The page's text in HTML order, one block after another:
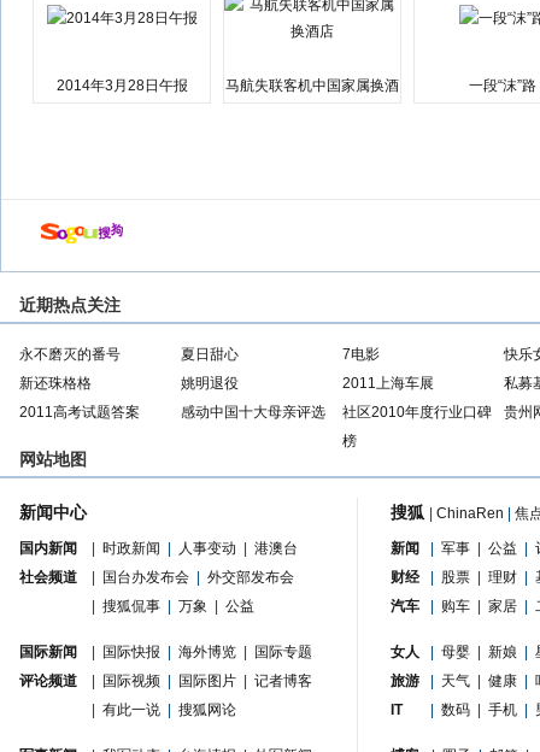
2014年3月28日午报
马航失联客机中国家属换酒
一段“沫”路
近期热点关注
永不磨灭的番号 夏日甜心 7电影
快乐
新还珠格格
姚明退役 2011上海车展
私募
2011高考试题答案
感动中国十大母亲评选
社区2010年度行业口碑
榜
贵州
网站地图
新闻中心
国内新闻 时政新闻 人事变动
港澳台
国台办发布会 外交部发布会
社会频道
搜狐侃事 万象 公益
国际新闻 国际快报 海外博览
国际专题
国际视频 国际图片 记者博客
评论频道
有此一说 搜狐网论
搜狐 ChinaRen 焦
新闻 军事 公益
财经
股票 理财
汽车
购车 家居
女人 母婴 新娘
旅游
天气 健康
IT
数码 手机